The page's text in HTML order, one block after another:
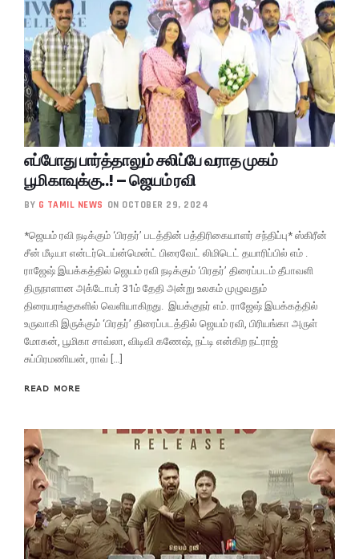
எப்போது பார்த்தாலும் சலிப்பே வராத முகம்
பூமிகாவுக்கு..! – ஜெயம் ரவி
BY G TAMIL NEWS ON OCTOBER 29, 2024
*ஜெயம் ரவி நடிக்கும் ‘பிரதர்’ படத்தின் பத்திரிகையாளர் சந்திப்பு* ஸ்கிரீன்
சீன் மீடியா என்டர்டெய்ன்மென்ட் பிரைவேட் லிமிடெட் தயாரிப்பில் எம் .
ராஜேஷ் இயக்கத்தில் ஜெயம் ரவி நடிக்கும் ‘பிரதர்’ திரைப்படம் தீபாவளி
திருநாளான அக்டோபர் 31ம் தேதி அன்று உலகம் முழுவதும்
திரையரங்குகளில் வெளியாகிறது. இயக்குநர் எம். ராஜேஷ் இயக்கத்தில்
உருவாகி இருக்கும் ‘பிரதர்’ திரைப்படத்தில் ஜெயம் ரவி, பிரியங்கா அருள்
மோகன், பூமிகா சாவ்லா, விடிவி கணேஷ், நட்டி என்கிற நட்ராஜ்
சுப்பிரமணியன், ராவ் […]
READ MORE